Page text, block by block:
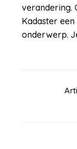
verandering.
Kadaster
onderwerp.